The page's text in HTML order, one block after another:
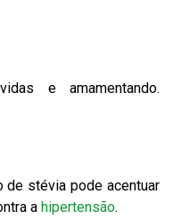
e amamentando.
de stévia pode acentuar
a hipertensão.